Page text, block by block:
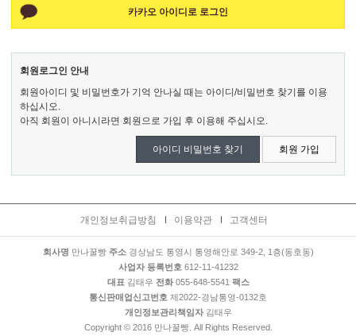
카카오 아이디로 로그인
회원로그인 안내
회원아이디 및 비밀번호가 기억 안나실 때는 아이디/비밀번호 찾기를 이용
하십시오.
아직 회원이 아니시라면 회원으로 가입 후 이용해 주십시오.
아이디 비밀번호 찾기 회원 가입
개인정보취급방침 이용약관 고객센터
회사명 만나꿀빵 주소경상남도 통영시 통영해안로 349-2, 1층(동호동)
사업자 등록번호 612-11-41232
대표 김태우 전화 055-648-5541 팩스
통신판매업신고번호 제2022-경남통영-0132호
개인정보관리책임자김태우
Copyright © 2016 만나꿀빵. All Rights Reserved.